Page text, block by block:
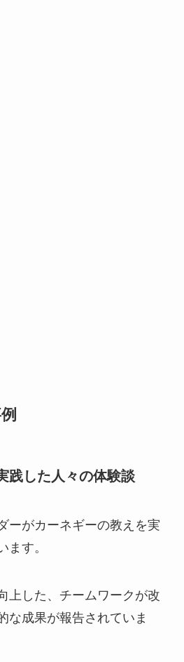
践した人々の体験談
ーがカーネギーの教えを実
ます。
上した、チームワークが改
な成果が報告されていま